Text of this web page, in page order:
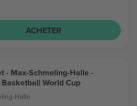
ACHETER
- Max-Schmeling-Halle -
Basketball World Cup
Halle